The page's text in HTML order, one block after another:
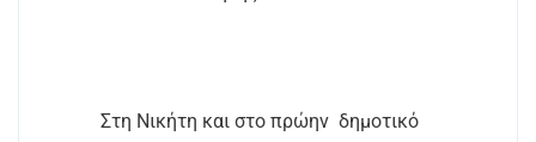
Στη Νικήτη και στο πρώην δημοτικό